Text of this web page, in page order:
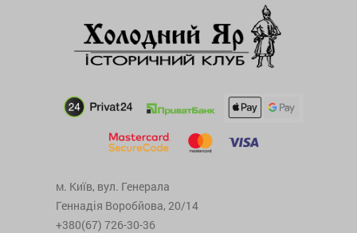
м. Київ, вул. Генерала
Геннадія Воробйова, 20/14
+380(67) 726-30-36